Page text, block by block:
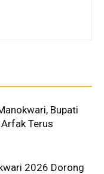
Bupati
Terus
2026 Dorong